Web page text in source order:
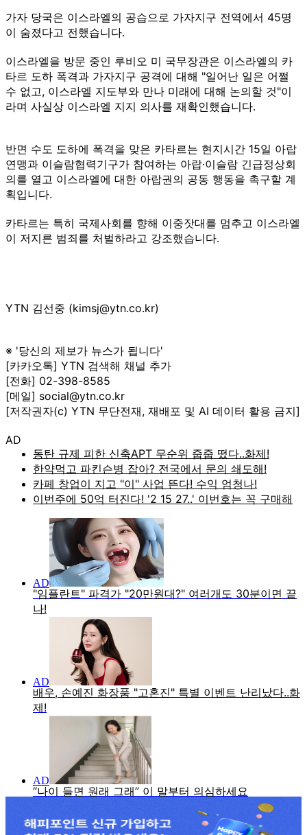
가자 당국은 이스라엘의 공습으로 가자지구 전역에서 45명
이 숨졌다고 전했습니다.
이스라엘을 방문 중인 루비오 미 국무장관은 이스라엘의 카
타르 도하 폭격과 가자지구 공격에 대해 "일어난 일은 어쩔
수 없고, 이스라엘 지도부와 만나 미래에 대해 논의할 것"이
라며 사실상 이스라엘 지지 의사를 재확인했습니다.
반면 수도 도하에 폭격을 맞은 카타르는 현지시간 15일 아랍
연맹과 이슬람협력기구가 참여하는 아랍·이슬람 긴급정상회
의를 열고 이스라엘에 대한 아랍권의 공동 행동을 촉구할 계
획입니다.
카타르는 특히 국제사회를 향해 이중잣대를 멈추고 이스라엘
이 저지른 범죄를 처벌하라고 강조했습니다.
YTN 김선중 (kimsj@ytn.co.kr)
※ '당신의 제보가 뉴스가 됩니다'
[카카오톡] YTN 검색해 채널 추가
[전화] 02-398-8585
[메일] social@ytn.co.kr
[저작권자(c) YTN 무단전재, 재배포 및 AI 데이터 활용 금지]
AD